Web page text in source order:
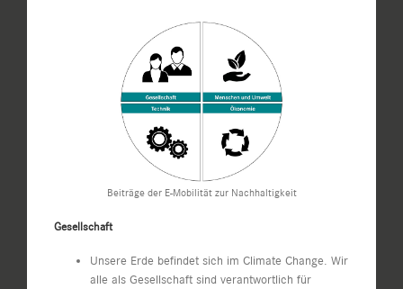
Beiträge der E-Mobilität zur Nachhaltigkeit
Gesellschaft
Unsere Erde befindet sich im Climate Change. Wir
alle als Gesellschaft sind verantwortlich für